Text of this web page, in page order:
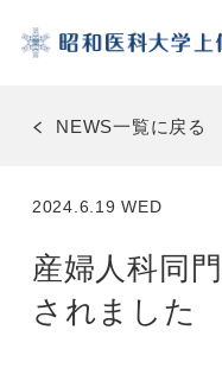
NEWS一覧に戻る
2024.6.19 WED
産婦人科同
されました